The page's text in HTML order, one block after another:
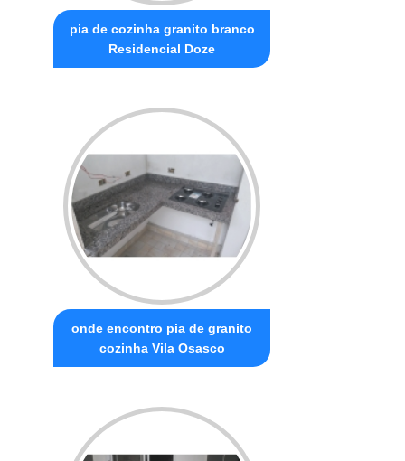
pia de cozinha granito branco
Residencial Doze
onde encontro pia de granito
cozinha Vila Osasco